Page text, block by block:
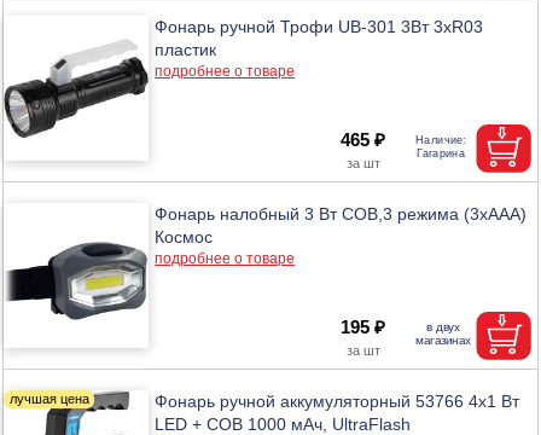
Фонарь ручной Трофи UB-301 3Вт 3хR03
пластик
подробнее о товаре
465 ₽
Фонарь налобный 3 Вт COB,3 режима (3хААА)
Космос
подробнее о товаре
195 ₽
Фонарь ручной аккумуляторный 53766 4х1 Вт
LED + COB 1000 мАч, UltraFlash